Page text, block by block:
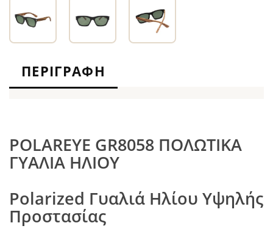
ΠΕΡΙΓΡΑΦΉ
POLAREYE GR8058 ΠΟΛΩΤΙΚΑ
ΓΥΑΛΙΑ ΗΛΙΟΥ
Polarized Γυαλιά Ηλίου Υψηλής
Προστασίας